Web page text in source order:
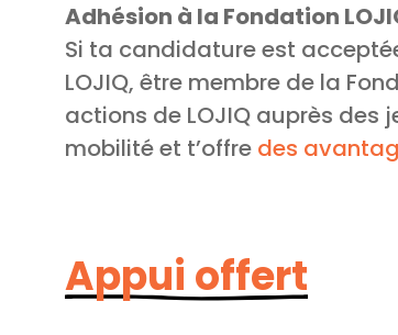
Adhésion à la Fondation
Si ta candidature est
LOJIQ, être membre de la
actions de LOJIQ auprès des
mobilité et t’offre des
Appui offert